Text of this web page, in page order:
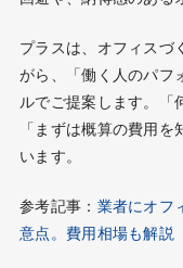
プラスは、オフィスづ
がら、「働く人のパフ
ルでご提案します。「
「まずは概算の費用
います。
参考記事： 業者にオフ
意点。費用相場も解説